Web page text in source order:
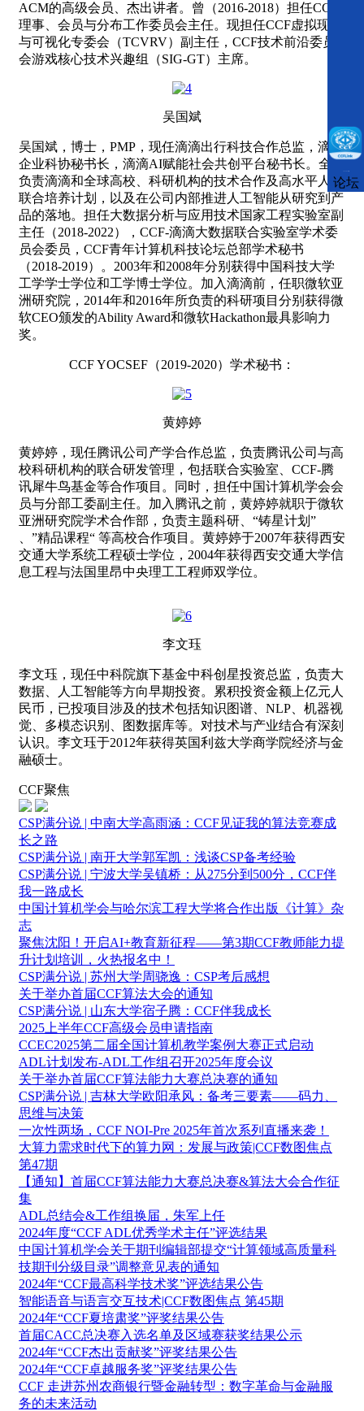
ACM的高级会员、杰出讲者。曾（2016-2018）担任CCF
理事、会员与分布工作委员会主任。现担任CCF虚拟现实
与可视化专委会（TCVRV）副主任，CCF技术前沿委员
会游戏核心技术兴趣组（SIG-GT）主席。
吴国斌
吴国斌，博士，PMP，现任滴滴出行科技合作总监，滴滴
企业科协秘书长，滴滴AI赋能社会共创平台秘书长。全面
负责滴滴和全球高校、科研机构的技术合作及高水平人才
联合培养计划，以及在公司内部推进人工智能从研究到产
品的落地。担任大数据分析与应用技术国家工程实验室副
主任（2018-2022），CCF-滴滴大数据联合实验室学术委
员会委员，CCF青年计算机科技论坛总部学术秘书
（2018-2019）。2003年和2008年分别获得中国科技大学
工学学士学位和工学博士学位。加入滴滴前，任职微软亚
洲研究院，2014年和2016年所负责的科研项目分别获得微
软CEO颁发的Ability Award和微软Hackathon最具影响力
奖。
CCF YOCSEF（2019-2020）学术秘书：
黄婷婷
黄婷婷，现任腾讯公司产学合作总监，负责腾讯公司与高
校科研机构的联合研发管理，包括联合实验室、CCF-腾
讯犀牛鸟基金等合作项目。同时，担任中国计算机学会会
员与分部工委副主任。加入腾讯之前，黄婷婷就职于微软
亚洲研究院学术合作部，负责主题科研、“铸星计划”
、”精品课程“ 等高校合作项目。黄婷婷于2007年获得西安
交通大学系统工程硕士学位，2004年获得西安交通大学信
息工程与法国里昂中央理工工程师双学位。
李文珏
李文珏，现任中科院旗下基金中科创星投资总监，负责大
数据、人工智能等方向早期投资。累积投资金额上亿元人
民币，已投项目涉及的技术包括知识图谱、NLP、机器视
觉、多模态识别、图数据库等。对技术与产业结合有深刻
认识。李文珏于2012年获得英国利兹大学商学院经济与金
融硕士。
CCF聚焦
CSP满分说 | 中南大学高雨涵：CCF见证我的算法竞赛成
长之路
CSP满分说 | 南开大学郭军凯：浅谈CSP备考经验
CSP满分说 | 宁波大学吴镇桥：从275分到500分，CCF伴
我一路成长
中国计算机学会与哈尔滨工程大学将合作出版《计算》杂
志
聚焦沈阳！开启AI+教育新征程——第3期CCF教师能力提
升计划培训，火热报名中！
CSP满分说 | 苏州大学周骁逸：CSP考后感想
关于举办首届CCF算法大会的通知
CSP满分说 | 山东大学宿子腾：CCF伴我成长
2025上半年CCF高级会员申请指南
CCEC2025第二届全国计算机教学案例大赛正式启动
ADL计划发布-ADL工作组召开2025年度会议
关于举办首届CCF算法能力大赛总决赛的通知
CSP满分说 | 吉林大学欧阳承风：备考三要素——码力、
思维与决策
一次性两场，CCF NOI-Pre 2025年首次系列直播来袭！
大算力需求时代下的算力网：发展与政策|CCF数图焦点
第47期
【通知】首届CCF算法能力大赛总决赛&算法大会合作征
集
ADL总结会&工作组换届，朱军上任
2024年度“CCF ADL优秀学术主任”评选结果
中国计算机学会关于期刊编辑部提交“计算领域高质量科
技期刊分级目录”调整意见表的通知
2024年“CCF最高科学技术奖”评选结果公告
智能语音与语言交互技术|CCF数图焦点 第45期
2024年“CCF夏培肃奖”评奖结果公告
首届CACC总决赛入选名单及区域赛获奖结果公示
2024年“CCF杰出贡献奖”评奖结果公告
2024年“CCF卓越服务奖”评奖结果公告
CCF 走进苏州农商银行暨金融转型：数字革命与金融服
务的未来活动
论坛